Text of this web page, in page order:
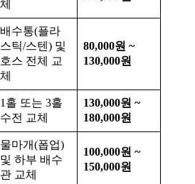
체
배수통(플라
스틱/스텐) 및
호스 전체 교
체
80,000원 ~
130,000원
1홀 또는 3홀
수전 교체
130,000원 ~
180,000원
물마개(폽업)
및 하부 배수
관 교체
100,000원 ~
150,000원